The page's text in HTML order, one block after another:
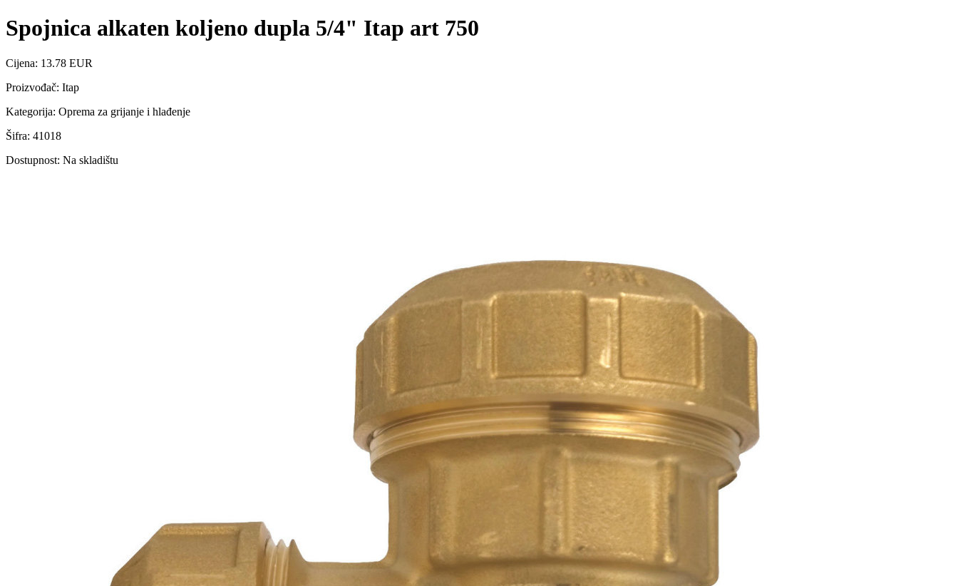
Spojnica alkaten koljeno dupla 5/4" Itap art 750
Cijena: 13.78 EUR
Proizvođač: Itap
Kategorija: Oprema za grijanje i hlađenje
Šifra: 41018
Dostupnost: Na skladištu